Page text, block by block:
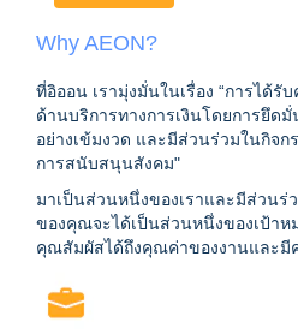
Why AEON?
ที่อิออน เรามุ่งมั่นในเรื่อง “การได้รั
ด้านบริการทางการเงินโดยการยึด
อย่างเข้มงวด และมีส่วนร่วมในกิจ
การสนับสนุนสังคม"
มาเป็นส่วนหนึ่งของเราและมีส่วนร่
ของคุณจะได้เป็นส่วนหนึ่งของเป้า
คุณสัมผัสได้ถึงคุณค่าของงานและมี